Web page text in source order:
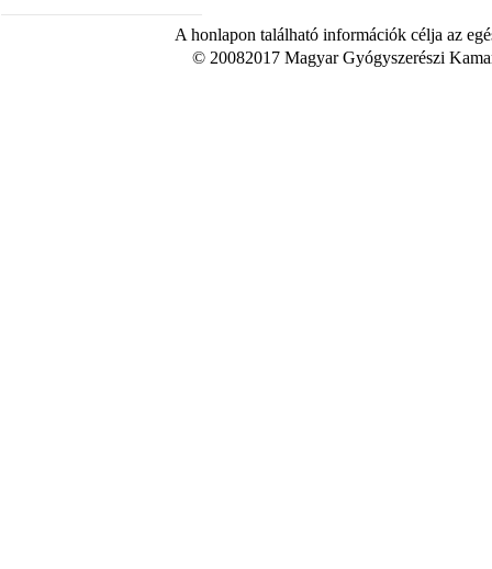
A honlapon található információk célja az
© 20082017 Magyar Gyógyszerészi